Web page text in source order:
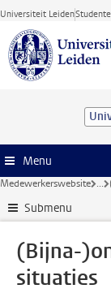
Ga direct naar
Universiteit Leiden
Menu
Medewerkerswebsite ...
Submenu
(Bijna-
situaties